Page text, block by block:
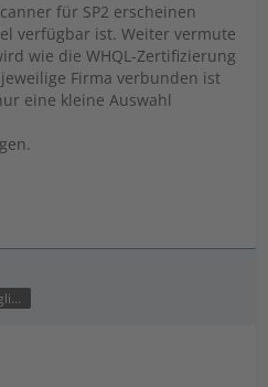
für SP2 erscheinen
verfügbar ist. Weiter vermute
wie die WHQL-Zertifizierung
Firma verbunden ist
eine kleine Auswahl
ehemalige Gäste/Mitglieder